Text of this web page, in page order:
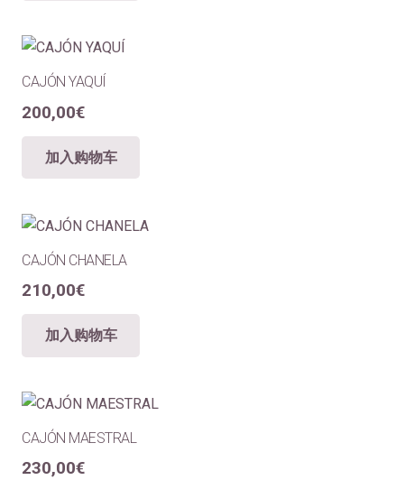
CAJÓN YAQUÍ
200,00€
加入购物车
CAJÓN CHANELA
210,00€
加入购物车
CAJÓN MAESTRAL
230,00€